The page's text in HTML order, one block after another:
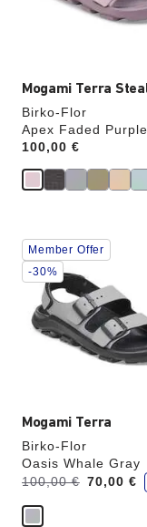
Mogami Terra
Birko-Flor
Apex Faded Purple
Price:
100,00 €
modifiera
Mogami Terra
Birko-Flor
Oasis Whale Gray
Avant:
100,00 €
à 70,00 €
é
c
n
o
Cliquer
sur
les
échantillons
couleurs
modifiera
Member Offer
-30%